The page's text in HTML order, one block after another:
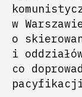
w
o
i
co